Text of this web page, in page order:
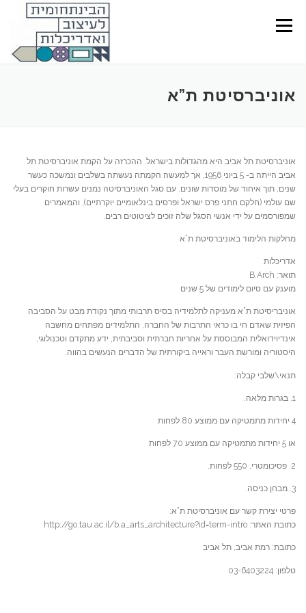
content
Menu
אוניברסיטת ת”א
אוניברסיטת תל אביב היא מהגדולות בישראל. ההכרזה על הקמת אוניברסיטת תל
אביב הייתה ב- 5 ביוני 1956, אך למעשה הקמתה נעשתה בשלבים ונמשכה כעשר
שנים, תוך איחוד של מוסדות שונים. עם סגל האוניברסיטה נמנים עשרות חוקרים בעלי
שם עולמי (חלקם חתני פרס ישראל ופרסים בינלאומיים יוקרתיים), והמאמרים
שמפורסמים על ידי אנשי הסגל שלה זוכים לציטוטים רבים.
מחלקות הלימוד באוניברסיטת ת”א
אדריכלות
תואר: B.Arch
מוענק עם סיום לימודים של 5 שנים
אוניבריסיטת ת”א מעניקה לתלמידיה בסיס תרבותי מתוך נקודת מבט על הסביבה
הפיזית שאדם חי בו כראי התרבות של החברה, התלמידים מפתחים מחשבה
אינדיוידואלית המבוססת על אחריות חברתית וסביבתית, ידע מתקדם וטכנולוגי,
היסטוריה ומורשת העבר וראייה ביקורתית של הדברים הנעשים בהווה.
תנאי\שלבי קבלה:
1. בגרות מלאה.
4 יחידות מתמטיקה עם ממוצע 80 לפחות
או 5 יחידות מתמטיקה עם ממוצע 70 לפחות
2. פסיכומטרי, 550 לפחות.
3. מבחן כניסה.
פרטי יצירת קשר עם אוניברסיטת ת”א:
כתובת האתר: http://go.tau.ac.il/b.a_arts_architecture?id=term-intro
כתובת: רמת אביב, תל אביב
טלפון: 03-6403224